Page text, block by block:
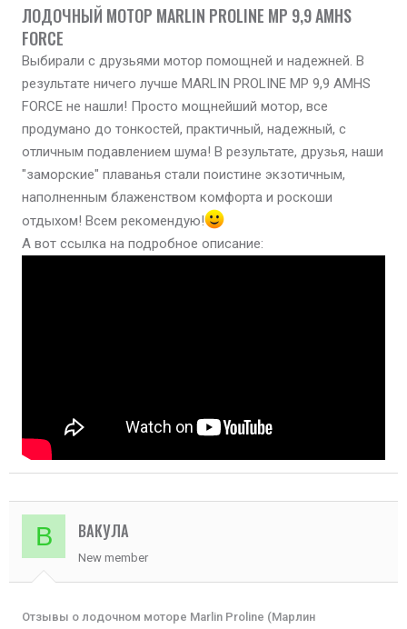
ЛОДОЧНЫЙ МОТОР MARLIN PROLINE MP 9,9 AMHS
FORCE​
Выбирали с друзьями мотор помощней и надежней. В
результате ничего лучше MARLIN PROLINE MP 9,9 AMHS
FORCE не нашли! Просто мощнейший мотор, все
продумано до тонкостей, практичный, надежный, с
отличным подавлением шума! В результате, друзья, наши
"заморские" плаванья стали поистине экзотичным,
наполненным блаженством комфорта и роскоши
отдыхом! Всем рекомендую!
А вот ссылка на подробное описание:
В ВАКУЛА
New member
Отзывы о лодочном моторе Marlin Proline (Марлин